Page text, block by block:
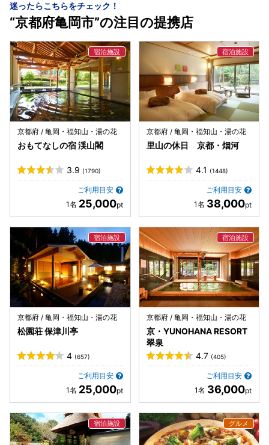
迷ったらこちらをチェック！
“京都府亀岡市”の注目の提携店
京都府 / 亀岡・福知山・湯の花
おもてなしの宿 渓山閣
3.9 (1790)
ご利用目安
25,000
京都府 / 亀岡・福知山・湯の花
里山の休日 京都・烟河
4.1 (1448)
ご利用目安
38,000
京都府 / 亀岡・福知山・湯の花
松園荘 保津川亭
4 (657)
ご利用目安
25,000
京都府 / 亀岡・福知山・湯の花
京・YUNOHANA RESORT
翠泉
4.7 (405)
ご利用目安
36,000